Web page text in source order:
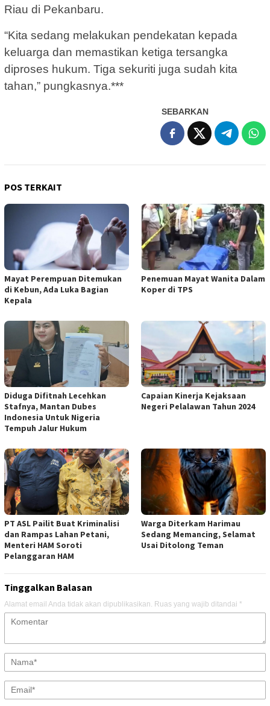
Riau di Pekanbaru.
“Kita sedang melakukan pendekatan kepada
keluarga dan memastikan ketiga tersangka
diproses hukum. Tiga sekuriti juga sudah kita
tahan,” pungkasnya.***
SEBARKAN
POS TERKAIT
Mayat Perempuan Ditemukan
di Kebun, Ada Luka Bagian
Kepala
Penemuan Mayat Wanita Dalam
Koper di TPS
Diduga Difitnah Lecehkan
Stafnya, Mantan Dubes
Indonesia Untuk Nigeria
Tempuh Jalur Hukum
Capaian Kinerja Kejaksaan
Negeri Pelalawan Tahun 2024
PT ASL Pailit Buat Kriminalisi
dan Rampas Lahan Petani,
Menteri HAM Soroti
Pelanggaran HAM
Warga Diterkam Harimau
Sedang Memancing, Selamat
Usai Ditolong Teman
Tinggalkan Balasan
Alamat email Anda tidak akan dipublikasikan. Ruas yang wajib ditandai *